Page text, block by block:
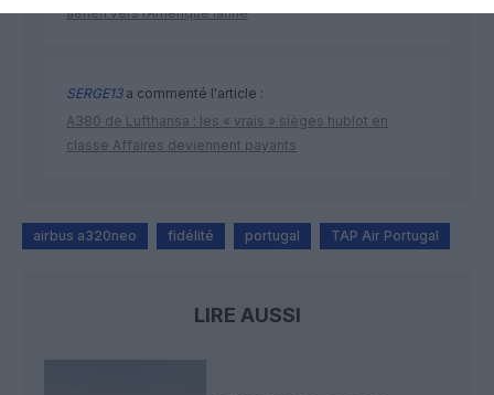
aérien vers l’Amérique latine
SERGE13a commenté l'article :
A380 de Lufthansa : les « vrais » sièges hublot en
classe Affaires deviennent payants
airbus a320neo fidélité portugal TAP Air Portugal
LIRE AUSSI